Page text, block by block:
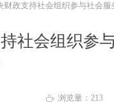
社会组织参
财政支持社会组织参与社会服
ꄘ 浏览量： 213